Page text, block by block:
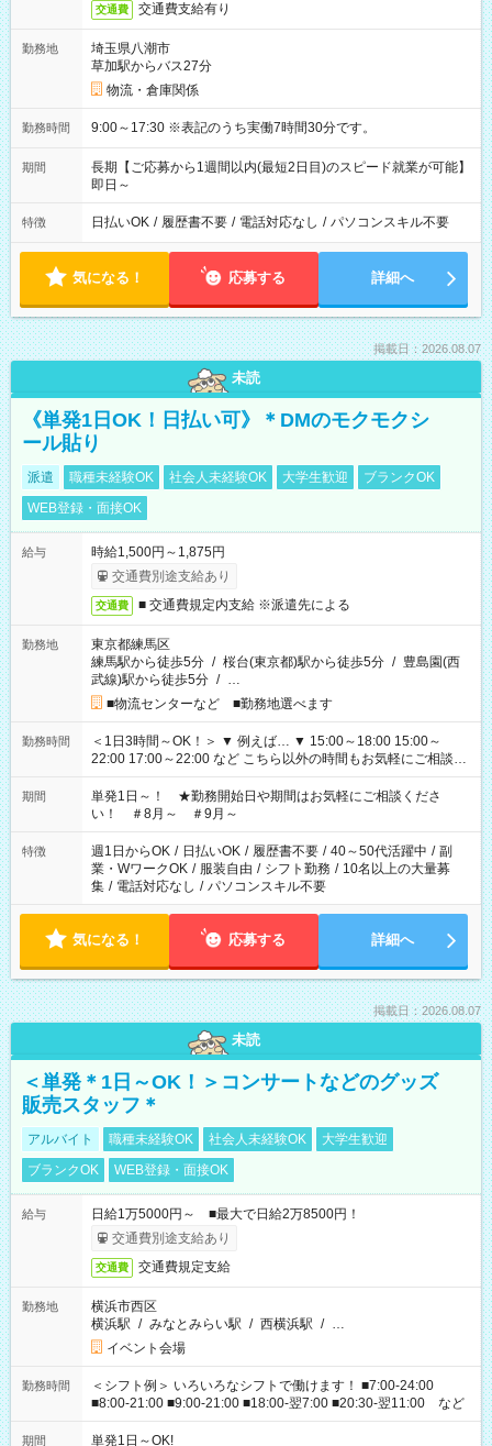
交通費 交通費支給有り
勤務地
埼玉県八潮市
草加駅からバス27分
物流・倉庫関係
勤務時間 9:00～17:30 ※表記のうち実働7時間30分です。
期間
長期【ご応募から1週間以内(最短2日目)のスピード就業が可能】
即日～
特徴 日払いOK / 履歴書不要 / 電話対応なし / パソコンスキル不要
気になる！ 応募する 詳細へ
掲載日：2026.08.07
未読
《単発1日OK！日払い可》＊DMのモクモクシ
ール貼り
派遣 職種未経験OK 社会人未経験OK 大学生歓迎
ブランクOK
WEB登録・面接OK
給与
時給1,500円～1,875円
交通費別途支給あり
交通費 ■ 交通費規定内支給 ※派遣先による
勤務地
東京都練馬区
練馬駅から徒歩5分 / 桜台(東京都)駅から徒歩5分 / 豊島園(西
武線)駅から徒歩5分 / …
■物流センターなど ■勤務地選べます
勤務時間
＜1日3時間～OK！＞ ▼ 例えば… ▼ 15:00～18:00 15:00～
22:00 17:00～22:00 など こちら以外の時間もお気軽にご相談く
ださい！
期間
単発1日～！ ★勤務開始日や期間はお気軽にご相談くださ
い！ ＃8月～ ＃9月～
特徴 週1日からOK / 日払いOK / 履歴書不要 / 40～50代活躍中 / 副
業・WワークOK / 服装自由 / シフト勤務 / 10名以上の大量募
集 / 電話対応なし / パソコンスキル不要
気になる！ 応募する 詳細へ
掲載日：2026.08.07
未読
＜単発＊1日～OK！＞コンサートなどのグッズ
販売スタッフ＊
アルバイト 職種未経験OK 社会人未経験OK
大学生歓迎
ブランクOK
WEB登録・面接OK
給与
日給1万5000円～ ■最大で日給2万8500円！
交通費別途支給あり
交通費 交通費規定支給
勤務地
横浜市西区
横浜駅 / みなとみらい駅 / 西横浜駅 / …
イベント会場
勤務時間
＜シフト例＞ いろいろなシフトで働けます！ ■7:00-24:00
■8:00-21:00 ■9:00-21:00 ■18:00-翌7:00 ■20:30-翌11:00 など
期間 単発1日～OK!